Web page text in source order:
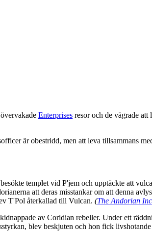
Enterprises resor och de vägrade
är obestridd, men att leva tillsammans
templet vid P'jem och upptäckte att
att deras misstankar om att denna
T'Pol återkallad till Vulcan. (The Andorian
av Coridian rebeller. Under ett
blev beskjuten och hon fick livshotande